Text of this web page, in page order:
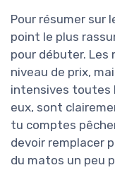
Pour résumer sur
point le plus
pour débuter.
niveau de prix,
intensives toutes
eux, sont
tu comptes
devoir remplacer
du matos un peu